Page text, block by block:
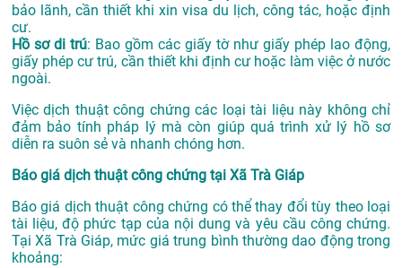
bảo lãnh, cần thiết khi xin visa du lịch, công tác, hoặc định
cư.
Hồ sơ di trú: Bao gồm các giấy tờ như giấy phép lao động,
giấy phép cư trú, cần thiết khi định cư hoặc làm việc ở nước
ngoài.
Việc dịch thuật công chứng các loại tài liệu này không chỉ
đảm bảo tính pháp lý mà còn giúp quá trình xử lý hồ sơ
diễn ra suôn sẻ và nhanh chóng hơn.
Báo giá dịch thuật công chứng tại Xã Trà Giáp
Báo giá dịch thuật công chứng có thể thay đổi tùy theo loại
tài liệu, độ phức tạp của nội dung và yêu cầu công chứng.
Tại Xã Trà Giáp, mức giá trung bình thường dao động trong
khoảng: